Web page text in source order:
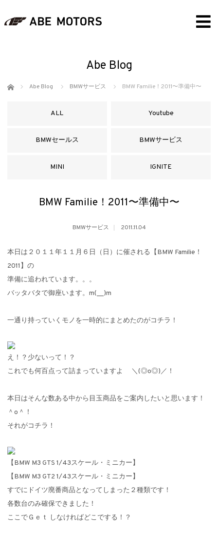
Abe Blog
ホーム Abe Blog BMWサービス BMW Familie！2011〜準備中〜
ALL Youtube
BMWセールス BMWサービス
MINI IGNITE
BMW Familie！2011〜準備中〜
BMWサービス 2011.11.04
本日は２０１１年１１月６日（日）に催される【BMW Familie！
2011】の
準備に追われています。。。
バッタバタで御座います。m(__)m
一通り持っていくモノを一時的にまとめたのがコチラ！
え！？少ないって！？
これでも何百点って詰まっていますよ ＼(◎o◎)／！
本日はそんな数ある中から目玉商品をご案内したいと思います！
＾o＾！
それがコチラ！
【BMW M3 GTS 1/43スケール・ミニカー】
【BMW M3 GT2 1/43スケール・ミニカー】
すでにドイツ廃番商品となってしまった２種類です！
各数台のみ確保できました！
ここでＧｅｔ しなければどこでする！？